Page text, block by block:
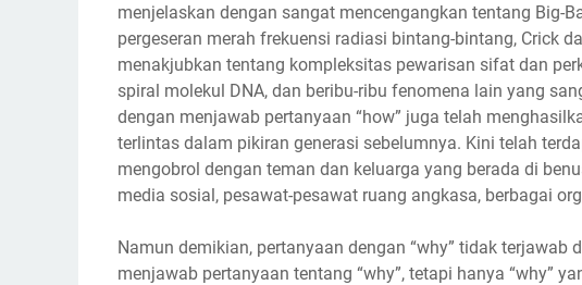
menjelaskan dengan sangat mencengangkan tentang Big-
pergeseran merah frekuensi radiasi bintang-bintang, Crick
menakjubkan tentang kompleksitas pewarisan sifat dan
spiral molekul DNA, dan beribu-ribu fenomena lain yang
dengan menjawab pertanyaan “how” juga telah
terlintas dalam pikiran generasi sebelumnya. Kini telah
mengobrol dengan teman dan keluarga yang berada di
media sosial, pesawat-pesawat ruang angkasa, berbagai
Namun demikian, pertanyaan dengan “why” tidak
menjawab pertanyaan tentang “why”, tetapi hanya “why”